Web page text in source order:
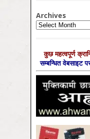
Archives
Archives
कुछ महत्‍वपूर्ण
सम्‍बन्धित वेबसाइट